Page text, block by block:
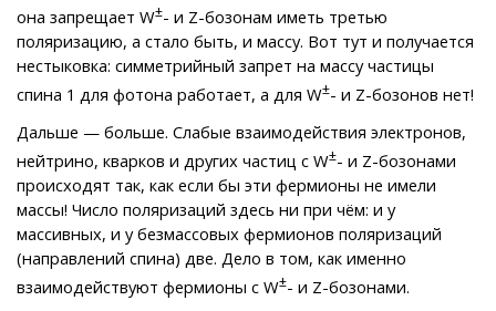
она запрещает W±- и Z-бозонам иметь третью
поляризацию, а стало быть, и массу. Вот тут и получается
нестыковка: симметрийный запрет на массу частицы
спина 1 для фотона работает, а для W±- и Z-бозонов нет!
Дальше — больше. Слабые взаимодействия электронов,
нейтрино, кварков и других частиц с W±- и Z-бозонами
происходят так, как если бы эти фермионы не имели
массы! Число поляризаций здесь ни при чём: и у
массивных, и у безмассовых фермионов поляризаций
(направлений спина) две. Дело в том, как именно
взаимодействуют фермионы с W±- и Z-бозонами.